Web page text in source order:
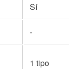
Sí
-
1 tipo